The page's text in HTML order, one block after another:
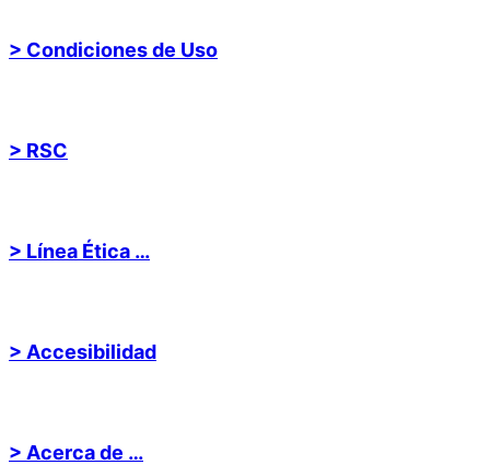
> Condiciones de Uso
> RSC
> Línea Ética …
> Accesibilidad
> Acerca de …